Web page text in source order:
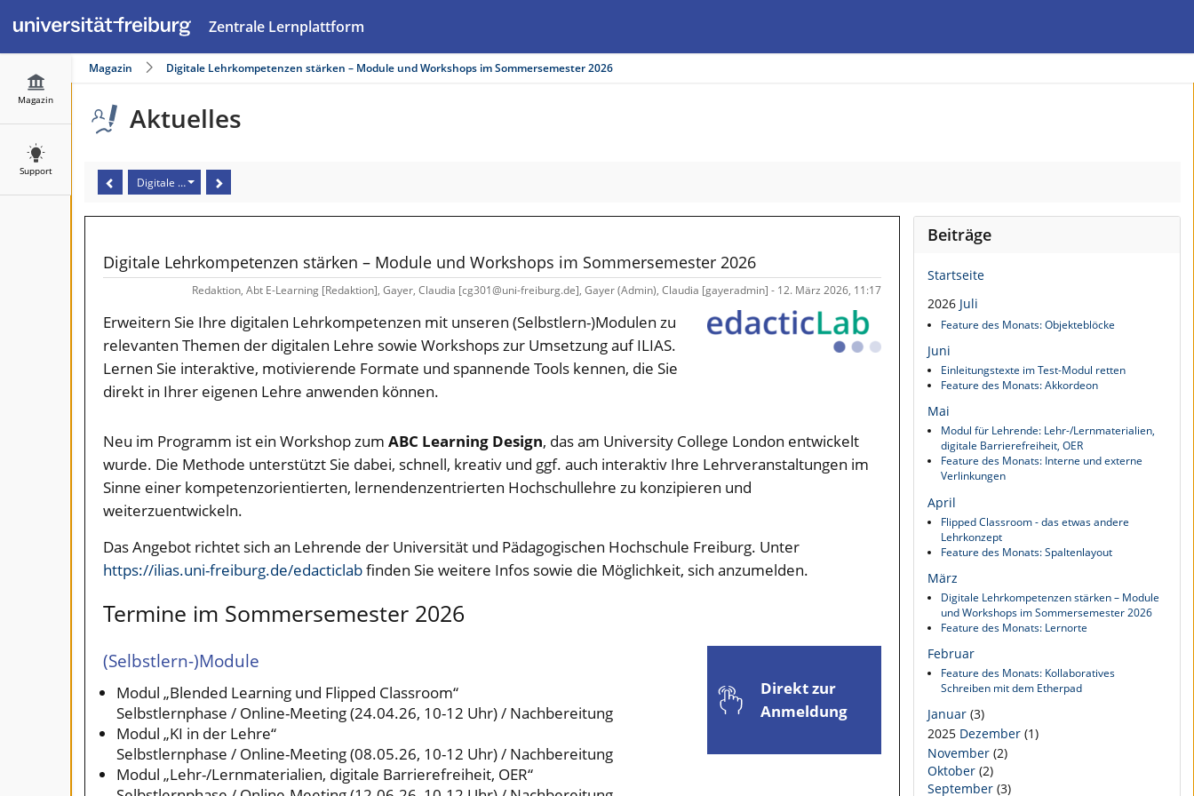
Zentrale Lernplattform
Magazin
Support
Magazin Digitale Lehrkompetenzen stärken – Module und Workshops im Sommersemester 2026
Aktuelles
Digitale Lehrkompetenzen stärken – Module und Workshops im Sommersemester 2026
Digitale Lehrkompetenzen stärken – Module und Workshops im Sommersemester 2026
Redaktion, Abt E-Learning [Redaktion], Gayer, Claudia [cg301@uni-freiburg.de], Gayer (Admin), Claudia [gayeradmin] - 12. März 2026, 11:17
Erweitern Sie Ihre digitalen Lehrkompetenzen mit unseren (Selbstlern-)Modulen zu
relevanten Themen der digitalen Lehre sowie Workshops zur Umsetzung auf ILIAS.
Lernen Sie interaktive, motivierende Formate und spannende Tools kennen, die Sie
direkt in Ihrer eigenen Lehre anwenden können.
Neu im Programm ist ein Workshop zum ABC Learning Design, das am University College London entwickelt
wurde. Die Methode unterstützt Sie dabei, schnell, kreativ und ggf. auch interaktiv Ihre Lehrveranstaltungen im
Sinne einer kompetenzorientierten, lernendenzentrierten Hochschullehre zu konzipieren und
weiterzuentwickeln.
Das Angebot richtet sich an Lehrende der Universität und Pädagogischen Hochschule Freiburg. Unter
https://ilias.uni-freiburg.de/edacticlabfinden Sie weitere Infos sowie die Möglichkeit, sich anzumelden.
Termine im Sommersemester 2026
(Selbstlern-)Module
Modul „Blended Learning und Flipped Classroom“
Selbstlernphase / Online-Meeting (24.04.26, 10-12 Uhr) / Nachbereitung
Modul „KI in der Lehre“
Selbstlernphase / Online-Meeting (08.05.26, 10-12 Uhr) / Nachbereitung
Modul „Lehr-/Lernmaterialien, digitale Barrierefreiheit, OER“
Direkt zur
Anmeldung
Beiträge
Startseite
2026 Juli
Feature des Monats: Objekteblöcke
Juni
Einleitungstexte im Test-Modul retten
Feature des Monats: Akkordeon
Mai
Modul für Lehrende: Lehr-/Lernmaterialien,
digitale Barrierefreiheit, OER
Feature des Monats: Interne und externe
Verlinkungen
April
Flipped Classroom - das etwas andere
Lehrkonzept
Feature des Monats: Spaltenlayout
März
Digitale Lehrkompetenzen stärken – Module
und Workshops im Sommersemester 2026
Feature des Monats: Lernorte
Februar
Feature des Monats: Kollaboratives
Schreiben mit dem Etherpad
Januar (3)
2025 Dezember (1)
November (2)
Oktober (2)
September (3)